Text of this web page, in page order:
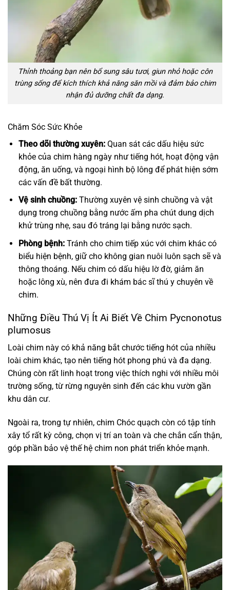
Thỉnh thoảng bạn nên bổ sung sâu tươi, giun nhỏ hoặc côn
trùng sống để kích thích khả năng săn mồi và đảm bảo chim
nhận đủ dưỡng chất đa dạng.
Chăm Sóc Sức Khỏe
Theo dõi thường xuyên:Quan sát các dấu hiệu sức
khỏe của chim hàng ngày như tiếng hót, hoạt động vận
động, ăn uống, và ngoại hình bộ lông để phát hiện sớm
các vấn đề bất thường.
Vệ sinh chuồng:Thường xuyên vệ sinh chuồng và vật
dụng trong chuồng bằng nước ấm pha chút dung dịch
khử trùng nhẹ, sau đó tráng lại bằng nước sạch.
Phòng bệnh:Tránh cho chim tiếp xúc với chim khác có
biểu hiện bệnh, giữ cho không gian nuôi luôn sạch sẽ và
thông thoáng. Nếu chim có dấu hiệu lờ đờ, giảm ăn
hoặc lông xù, nên đưa đi khám bác sĩ thú y chuyên về
chim.
Những Điều Thú Vị Ít Ai Biết Về Chim Pycnonotus
plumosus
Loài chim này có khả năng bắt chước tiếng hót của nhiều
loài chim khác, tạo nên tiếng hót phong phú và đa dạng.
Chúng còn rất linh hoạt trong việc thích nghi với nhiều môi
trường sống, từ rừng nguyên sinh đến các khu vườn gần
khu dân cư.
Ngoài ra, trong tự nhiên, chim Chóc quạch còn có tập tính
xây tổ rất kỳ công, chọn vị trí an toàn và che chắn cẩn thận,
góp phần bảo vệ thế hệ chim non phát triển khỏe mạnh.